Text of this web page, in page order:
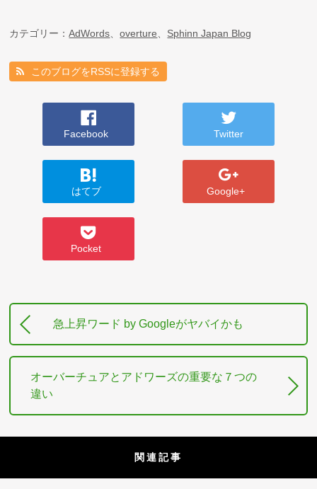
カテゴリー：AdWords 、overture Sphinn Japan Blog
このブログをRSSに登録する
Facebook Twitter
はてブ Google+
Pocket
急上昇ワード by Googleがヤバイかも
オーバーチュアとアドワーズの重要な７つの
違い
関連記事